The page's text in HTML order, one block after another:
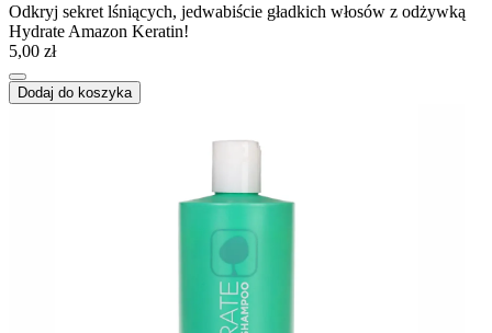
Odkryj sekret lśniących, jedwabiście gładkich włosów z odżywką
Hydrate Amazon Keratin!
5,00 zł
Dodaj do koszyka